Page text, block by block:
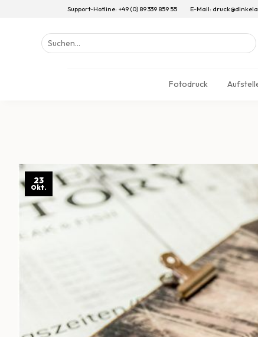
Support-Hotline: +49 (0) 89 339 859 55 E-Mail:
Suchen
nach:
Fotodruck
23
Okt.